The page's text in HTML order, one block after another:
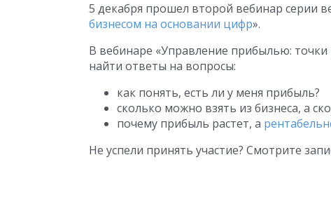
5 декабря прошел второй вебинар серии
бизнесом на основании цифр».
В вебинаре «Управление прибылью:
найти ответы на вопросы:
как понять, есть ли у меня прибыль?
сколько можно взять из бизнеса, а
почему прибыль растет, а
Не успели принять участие? Смотрите